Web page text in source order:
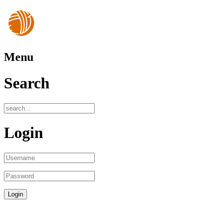
Menu
Search
Login